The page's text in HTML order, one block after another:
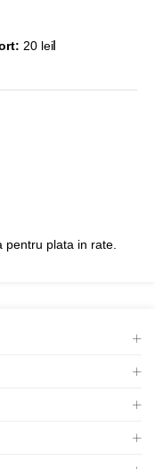
20 lei
plata in rate.